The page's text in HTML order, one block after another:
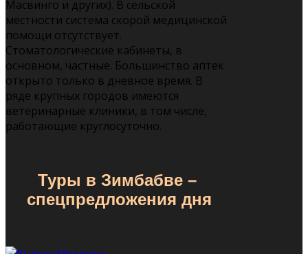
Масвинго и других). В сельской
местности система скорой медицинской
помощи отсутствует.
Стоматологические кабинеты, в
основном, частные. Большинство аптек
открыто только в дневное время. В
ряде крупных городов имеются
ветеринарные клиники, в том числе,
работающие круглосуточно.
Туры в Зимбабве –
спецпредложения дня